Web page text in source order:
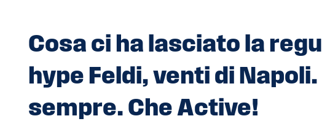
Cosa ci ha lasciato la
hype Feldi, venti di
sempre. Che Active!